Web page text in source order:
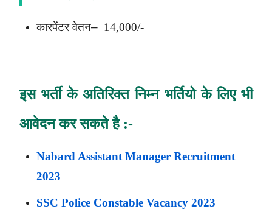
कारपेंटरवेतन– 14,000/-
इस भर्ती के अतिरिक्त निम्न भर्तियो के लिए भी
आवेदन कर सकते है :-
Nabard Assistant Manager Recruitment
2023
SSC Police Constable Vacancy 2023